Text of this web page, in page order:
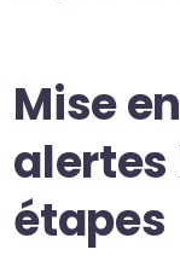
Mise
alertes
étapes